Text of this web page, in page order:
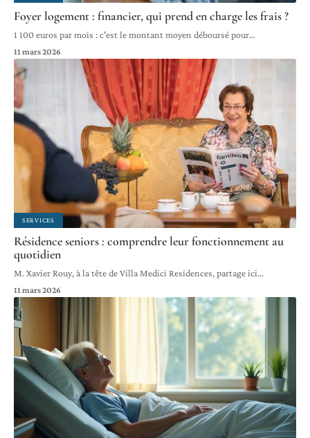
Foyer logement : financier, qui prend en charge les frais ?
1 100 euros par mois : c'est le montant moyen déboursé pour…
11 mars 2026
SERVICES
Résidence seniors : comprendre leur fonctionnement au
quotidien
M. Xavier Rouy, à la tête de Villa Medici Residences, partage ici…
11 mars 2026